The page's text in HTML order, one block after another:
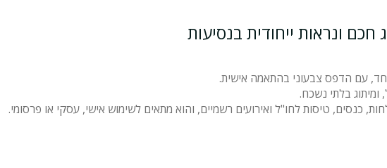
ומיתוג בלתי נשכח.
כנסים, טיסות לחו"ל ואירועים רשמיים, והוא מתאים לשימוש אישי, עסקי או פרסומי.